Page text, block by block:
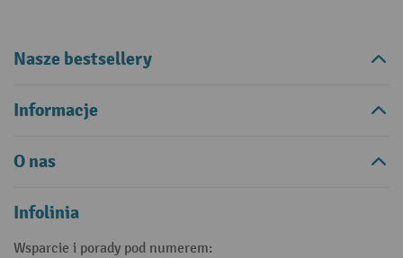
Nasze bestsellery
Informacje
O nas
Infolinia
Wsparcie i porady pod numerem: